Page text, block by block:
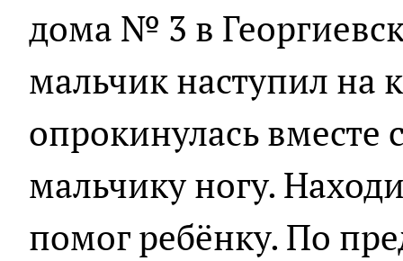
дома № 3 в
мальчик наступил на
опрокинулась вместе
мальчику ногу.
помог ребёнку. По